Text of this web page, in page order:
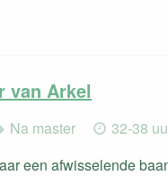
van Arkel
Na master 32-38
een afwisselende